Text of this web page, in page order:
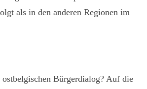
als in den anderen Regionen im
Bürgerdialog? Auf die